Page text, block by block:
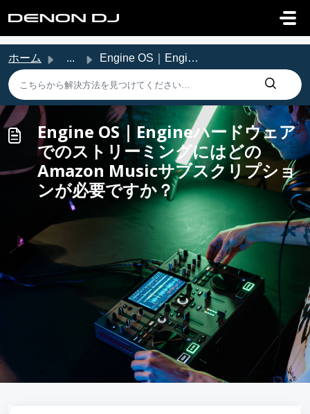
ホーム ... Engine OS｜EngineハードウェアでのストリーミングにはどのAmazon Musicサブスクリプションが...
Engine OS｜Engineハードウェア
でのストリーミングにはどの
Amazon Musicサブスクリプショ
ンが必要ですか？